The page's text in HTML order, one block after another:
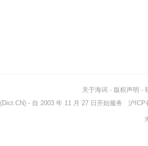
关于海词 - 版权声明 -
(Dict.CN) - 自 2003 年 11 月 27 日开始服务 沪ICP